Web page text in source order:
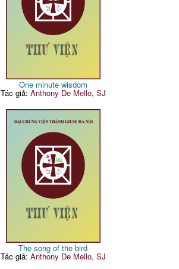
One minute wisdom
Tác giả: Anthony De Mello, SJ
The song of the bird
Tác giả: Anthony De Mello, SJ